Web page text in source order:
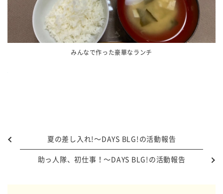
みんなで作った豪華なランチ
夏の差し入れ!～DAYS BLG!の活動報告
助っ人隊、初仕事！～DAYS BLG!の活動報告